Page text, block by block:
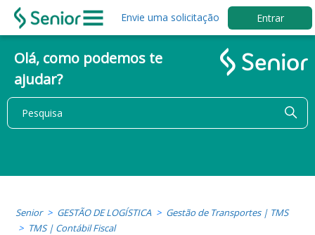
Envie uma solicitação Entrar
Olá, como podemos te
ajudar?
Senior GESTÃO DE LOGÍSTICA
Gestão de Transportes | TMS
TMS | Contábil Fiscal